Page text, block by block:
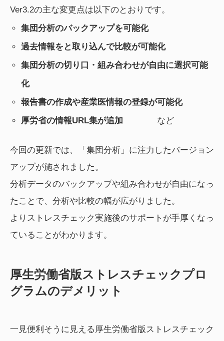
Ver3.2の主な変更点は以下のとおりです。
集団分析のバックアップを可能化
過去情報をと取り込んで比較が可能化
集団分析の切り口・組み合わせが自由に選択可能
化
報告書の作成や産業医情報の登録が可能化
厚労省の情報URL集が追加
など
今回の更新では、「集団分析」に注力したバージョン
アップが施されました。
分析データのバックアップや組み合わせが自由になっ
たことで、分析や比較の幅が広がりました。
よりストレスチェック実施後のサポートが手厚くなっ
ていることがわかります。
厚生労働省版ストレスチェックプロ
グラムのデメリット
一見便利そうに見える厚生労働省版ストレスチェック